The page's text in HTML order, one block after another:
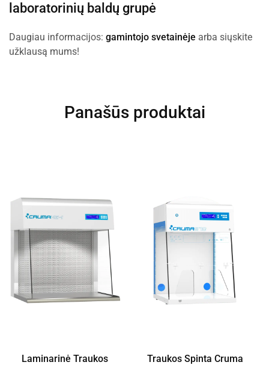
laboratorinių baldų grupė
Daugiau informacijos: gamintojo svetainėje arba siųskite
užklausą mums!
Panašūs produktai
Laminarinė Traukos
Traukos Spinta Cruma